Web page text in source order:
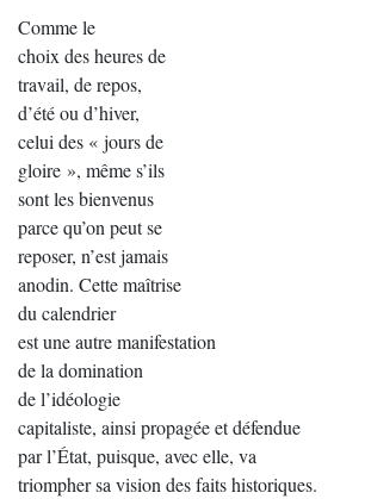
Comme le
choix des heures de
travail, de repos,
d’été ou d’hiver,
celui des « jours de
gloire », même s’ils
sont les bienvenus
parce qu’on peut se
reposer, n’est jamais
anodin. Cette maîtrise
du calendrier
est une autre manifestation
de la domination
de l’idéologie
capitaliste, ainsi propagée et défendue
par l’État, puisque, avec elle, va
triompher sa vision des faits historiques.